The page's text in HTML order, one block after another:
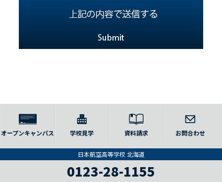
オープンキャンパス 学校見学 資料請求 お問合わせ
日本航空高等学校 北海道
0123-28-1155